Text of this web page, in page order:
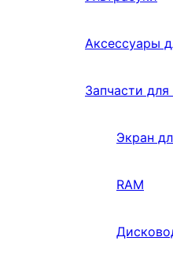
Аксессуары
Запчасти
Экран
RAM